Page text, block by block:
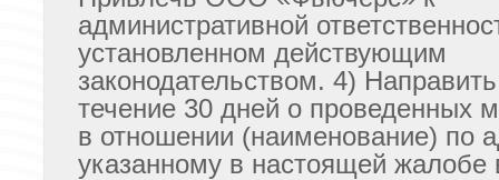
административной
установленном действующим
законодательством. 4)
течение 30 дней о проведенных
в отношении (наименование) по
указанному в настоящей жалобе